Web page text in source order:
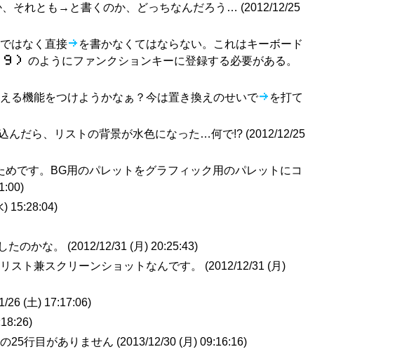
それとも→と書くのか、どっちなんだろう… (2012/12/25
ではなく直接З を書かなくてはならない。これはキーボード
）
のようにファンクションキーに登録する必要がある。
る機能をつけようかなぁ？今は置き換えのせいでЗ を打て
んだら、リストの背景が水色になった…何で!? (2012/12/25
です。BG用のパレットをグラフィック用のパレットにコ
)
) 15:28:04)
たのかな。 (2012/12/31 (月) 20:25:43)
スト兼スクリーンショットなんです。 (2012/12/31 (月)
26 (土) 17:17:06)
)
25行目がありません (2013/12/30 (月) 09:16:16)